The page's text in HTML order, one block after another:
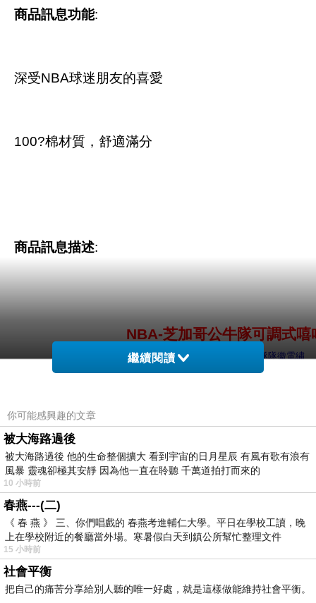
商品訊息功能:
深受NBA球迷朋友的喜愛
100?棉材質，舒適滿分
商品訊息描述:
NBA-芝加哥公牛隊可調式嘻
經典芝加哥公牛隊隊徽電繡
繼續閱讀
你可能感興趣的文章
被大海路過後
被大海路過後 他的生命整個擴大 看到宇宙的日月星辰 有風有歌有浪有
風暴 靈魂卻極其安靜 因為他一直在聆聽 千萬道拍打而來的
10 小時前
春燕---(二)
《 春 燕 》 三、你們唱戲的 春燕考進輔仁大學。平日在學校工讀，晚
上在學校附近的餐廳當外場。寒暑假白天到鎮公所幫忙整理文件
15 小時前
社會平衡
把自己的痛苦分享給別人聽的唯一好處，就是這樣做能維持社會平衡。